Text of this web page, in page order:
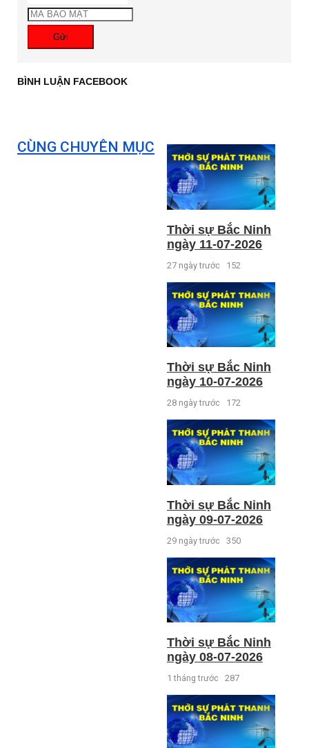
Gửi
BÌNH LUẬN FACEBOOK
CÙNG CHUYÊN MỤC
Thời sự Bắc Ninh
ngày 11-07-2026
27 ngày trước 152
Thời sự Bắc Ninh
ngày 10-07-2026
28 ngày trước 172
Thời sự Bắc Ninh
ngày 09-07-2026
29 ngày trước 350
Thời sự Bắc Ninh
ngày 08-07-2026
1 tháng trước 287